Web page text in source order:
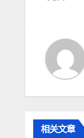
章
航
相关文章